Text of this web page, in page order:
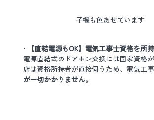
子機も色あせています
•
【直結電源もOK】電気工事士資格を所持
電源直結式のドアホン交換には国家資格
店は資格所持者が直接伺うため、電気工
が一切かかりません。